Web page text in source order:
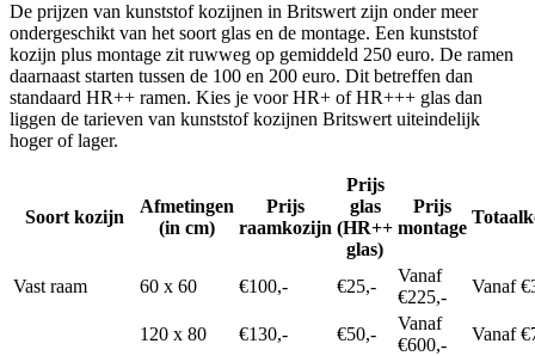
De prijzen van kunststof kozijnen in Britswert zijn onder meer
ondergeschikt van het soort glas en de montage. Een kunststof
kozijn plus montage zit ruwweg op gemiddeld 250 euro. De ramen
daarnaast starten tussen de 100 en 200 euro. Dit betreffen dan
standaard HR++ ramen. Kies je voor HR+ of HR+++ glas dan
liggen de tarieven van kunststof kozijnen Britswert uiteindelijk
hoger of lager.
Soort kozijn
Afmetingen
(in cm)
Prijs
raamkozijn
Prijs
glas
(HR++
glas)
Prijs
montage
Vast raam 60 x 60 €100,- €25,-
Vanaf
€225,-
Vanaf
120 x 80 €130,- €50,-
Vanaf
€600,-
Vanaf